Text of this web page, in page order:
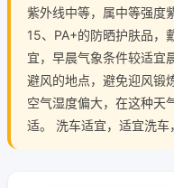
紫外线中等，属中等强度
15、PA+的防晒护肤品，
宜，早晨气象条件较适宜
避风的地点，避免迎风锻
空气湿度偏大，在这种天
适。 洗车适宜，适宜洗